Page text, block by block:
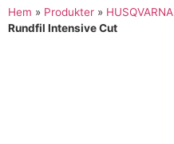
Hem » Produkter » HUSQVARNA
Rundfil Intensive Cut